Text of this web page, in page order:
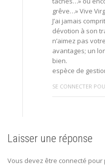
grêve…» Vive
J’ai jamais
dévotion à son
n’aimez pas
avantages; un
bien.
espèce de
SE CONNECTER
Laisser une réponse
Vous devez être connecté